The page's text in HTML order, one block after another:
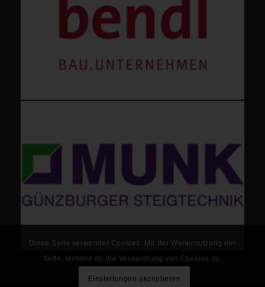
Diese Seite verwendet Cookies. Mit der Weiternutzung der
Seite, stimmst du die Verwendung von Cookies zu.
Einstellungen akzeptieren